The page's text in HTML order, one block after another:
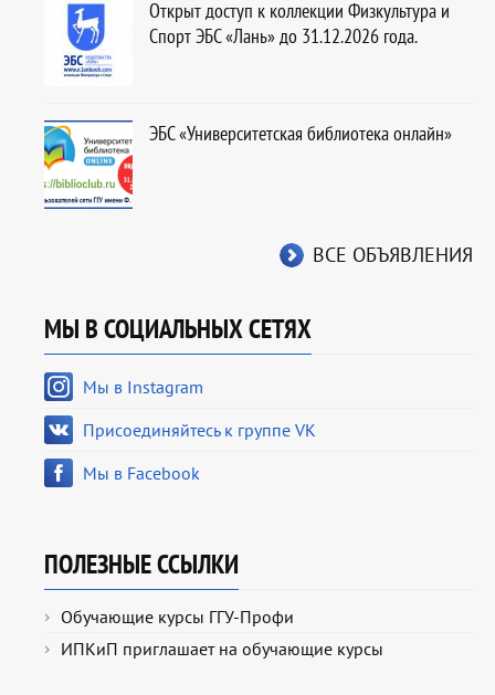
Открыт доступ к коллекции Физкультура и
Спорт ЭБС «Лань» до 31.12.2026 года.
ЭБС «Университетская библиотека онлайн»
ВСЕ ОБЪЯВЛЕНИЯ
МЫ В СОЦИАЛЬНЫХ СЕТЯХ
Мы в Instagram
Присоединяйтесь к группе VK
Мы в Facebook
ПОЛЕЗНЫЕ ССЫЛКИ
Обучающие курсы ГГУ-Профи
ИПКиП приглашает на обучающие курсы